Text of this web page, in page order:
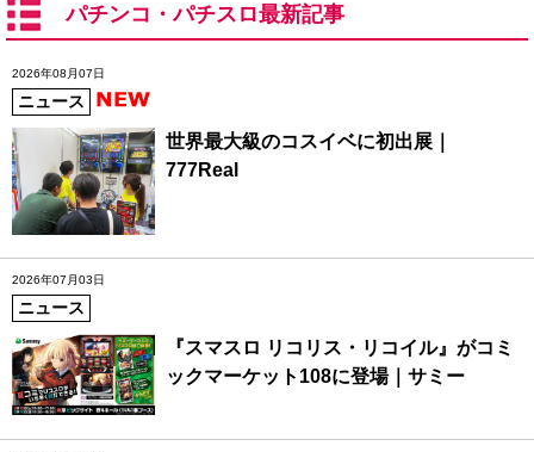
パチンコ・パチスロ最新記事
2026年08月07日
ニュース
世界最大級のコスイベに初出展｜
777Real
2026年07月03日
ニュース
『スマスロ リコリス・リコイル』がコミ
ックマーケット108に登場｜サミー